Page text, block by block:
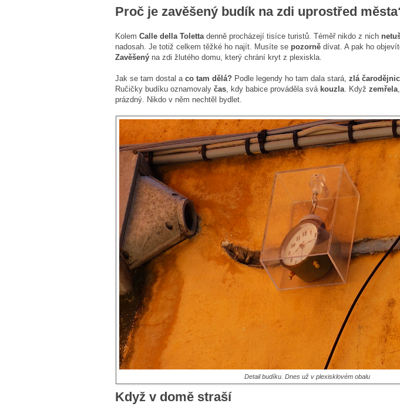
Proč je zavěšený budík na zdi uprostřed
Kolem Calle della Tolettadenně procházejí tisíce turistů. Téměř nikdo z nich
nadosah. Je totiž celkem těžké ho najít. Musíte se pozornědívat. A pak ho
Zavěšenýna zdi žlutého domu, který chrání kryt z plexiskla.
Jak se tam dostal a co tam dělá? Podle legendy ho tam dala stará, zlá
Ručičky budíku oznamovaly čas, kdy babice prováděla svá kouzla. Když zemřela
prázdný. Nikdo v něm nechtěl bydlet.
Detail budíku. Dnes už v plexisklovém obalu
Když v domě straší